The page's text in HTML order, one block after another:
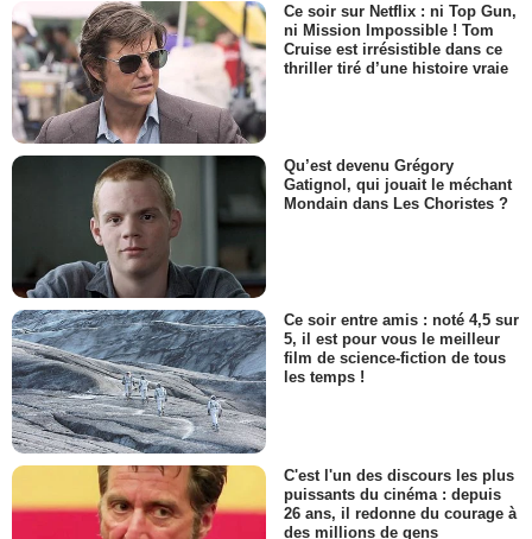
Ce soir sur Netflix : ni Top Gun,
ni Mission Impossible ! Tom
Cruise est irrésistible dans ce
thriller tiré d’une histoire vraie
Qu’est devenu Grégory
Gatignol, qui jouait le méchant
Mondain dans Les Choristes ?
Ce soir entre amis : noté 4,5 sur
5, il est pour vous le meilleur
film de science-fiction de tous
les temps !
C'est l'un des discours les plus
puissants du cinéma : depuis
26 ans, il redonne du courage à
des millions de gens